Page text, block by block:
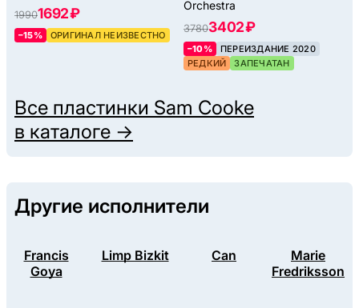
19901692 ₽
–15% ОРИГИНАЛ НЕИЗВЕСТНО
Orchestra
37803402 ₽
–10%
ПЕРЕИЗДАНИЕ 2020
РЕДКИЙ
ЗАПЕЧАТАН
Все пластинки Sam Cooke
в каталоге →
Другие исполнители
Francis
Goya
Limp Bizkit Can
Marie
Fredriksson